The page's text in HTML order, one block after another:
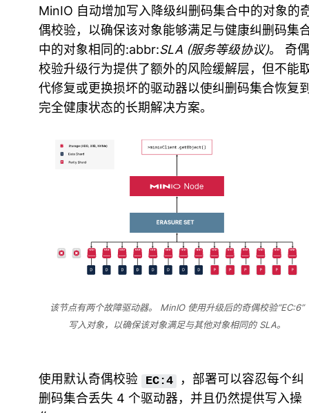
MinIO 自动增加写入降级纠删码集合中的对象的
偶校验，以确保该对象能够满足与健康纠删码集
中的对象相同的:abbr:SLA (服务等级协议)。 奇偶
校验升级行为提供了额外的风险缓解层，但不能
代修复或更换损坏的驱动器以使纠删码集合恢复
完全健康状态的长期解决方案。
该节点有两个故障驱动器。 MinIO 使用升级后的奇偶校验“EC:6”
写入对象，以确保该对象满足与其他对象相同的 SLA。
使用默认奇偶校验 EC:4
，部署可以容忍每个纠
删码集合丢失 4 个驱动器，并且仍然提供写入操